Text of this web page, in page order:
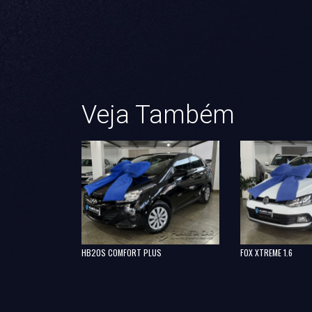
Veja Também
HB20S COMFORT PLUS FOX XTREME 1.6